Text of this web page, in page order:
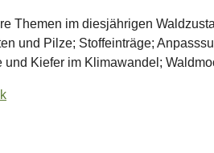
Themen im diesjährigen
und Pilze; Stoffeinträge;
und Kiefer im Klimawandel;